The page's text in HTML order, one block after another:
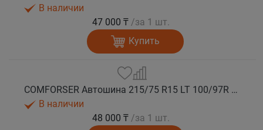
В наличии
47 000 ₸ /за 1 шт.
Купить
COMFORSER Автошина 215/75 R15 LT 100/97R CF1100 6PR RWL лето
В наличии
48 000 ₸ /за 1 шт.